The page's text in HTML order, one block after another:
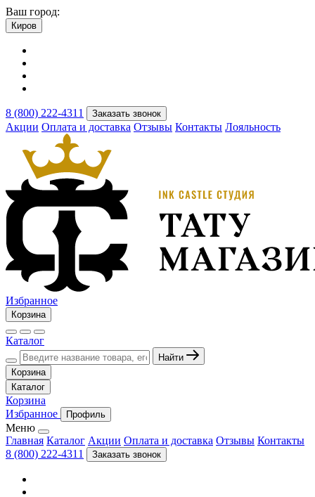
Ваш город:
Киров
8 (800) 222-4311 Заказать звонок
Акции Оплата и доставка Отзывы Контакты Лояльность
Избранное
Корзина
Каталог
Найти
Корзина
Каталог
Корзина
Избранное
Профиль
Меню
Главная Каталог Акции Оплата и доставка Отзывы Контакты
8 (800) 222-4311
Заказать звонок